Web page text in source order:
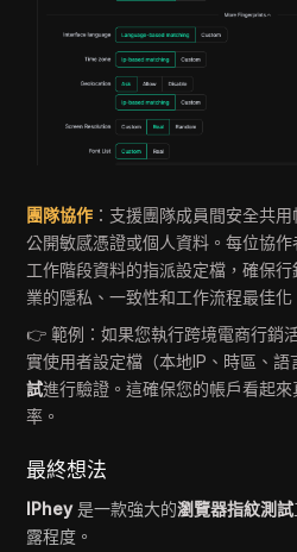
團隊協作 ：支援團隊成員間安全共
公開敏感憑證或個人資料。每位協
工作階段資料的指派設定檔，確保
業的隱私、一致性和工作流程最佳化
👉 範例：如果您執行跨境電商行銷
實使用者設定檔（本地IP、時區、語
試進行驗證。這確保您的帳戶看起
率。
最終想法
IPhey是一款強大的瀏覽器指紋測試
露程度。